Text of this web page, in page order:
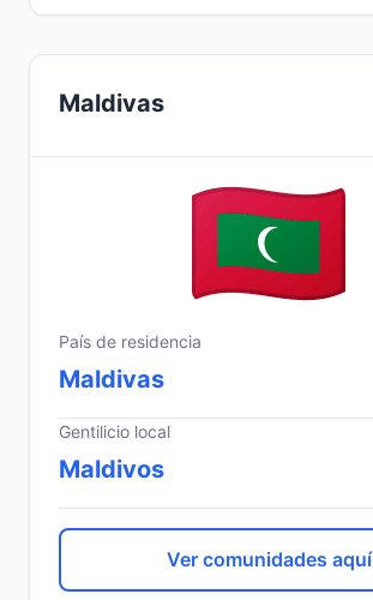
Maldivas
País de residencia
Maldivas
Gentilicio local
Maldivos
Ver comunidades aquí